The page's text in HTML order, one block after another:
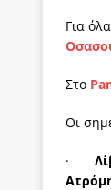
Για
Στο
Οι
·